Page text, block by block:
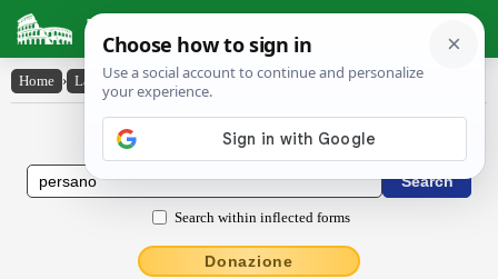
Latin Dictionary
Home › Latin-English › persāno
Latin to English Dictionary
Search within inflected forms
Donazione